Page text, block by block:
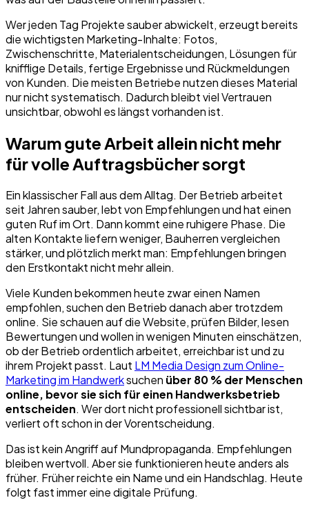
Wer jeden Tag Projekte sauber abwickelt, erzeugt bereits
die wichtigsten Marketing-Inhalte: Fotos,
Zwischenschritte, Materialentscheidungen, Lösungen für
knifflige Details, fertige Ergebnisse und Rückmeldungen
von Kunden. Die meisten Betriebe nutzen dieses Material
nur nicht systematisch. Dadurch bleibt viel Vertrauen
unsichtbar, obwohl es längst vorhanden ist.
Warum gute Arbeit allein nicht mehr
für volle Auftragsbücher sorgt
Ein klassischer Fall aus dem Alltag. Der Betrieb arbeitet
seit Jahren sauber, lebt von Empfehlungen und hat einen
guten Ruf im Ort. Dann kommt eine ruhigere Phase. Die
alten Kontakte liefern weniger, Bauherren vergleichen
stärker, und plötzlich merkt man: Empfehlungen bringen
den Erstkontakt nicht mehr allein.
Viele Kunden bekommen heute zwar einen Namen
empfohlen, suchen den Betrieb danach aber trotzdem
online. Sie schauen auf die Website, prüfen Bilder, lesen
Bewertungen und wollen in wenigen Minuten einschätzen,
ob der Betrieb ordentlich arbeitet, erreichbar ist und zu
ihrem Projekt passt. Laut LM Media Design zum Online-
Marketing im Handwerksuchen über 80 % der Menschen
online, bevor sie sich für einen Handwerksbetrieb
entscheiden. Wer dort nicht professionell sichtbar ist,
verliert oft schon in der Vorentscheidung.
Das ist kein Angriff auf Mundpropaganda. Empfehlungen
bleiben wertvoll. Aber sie funktionieren heute anders als
früher. Früher reichte ein Name und ein Handschlag. Heute
folgt fast immer eine digitale Prüfung.